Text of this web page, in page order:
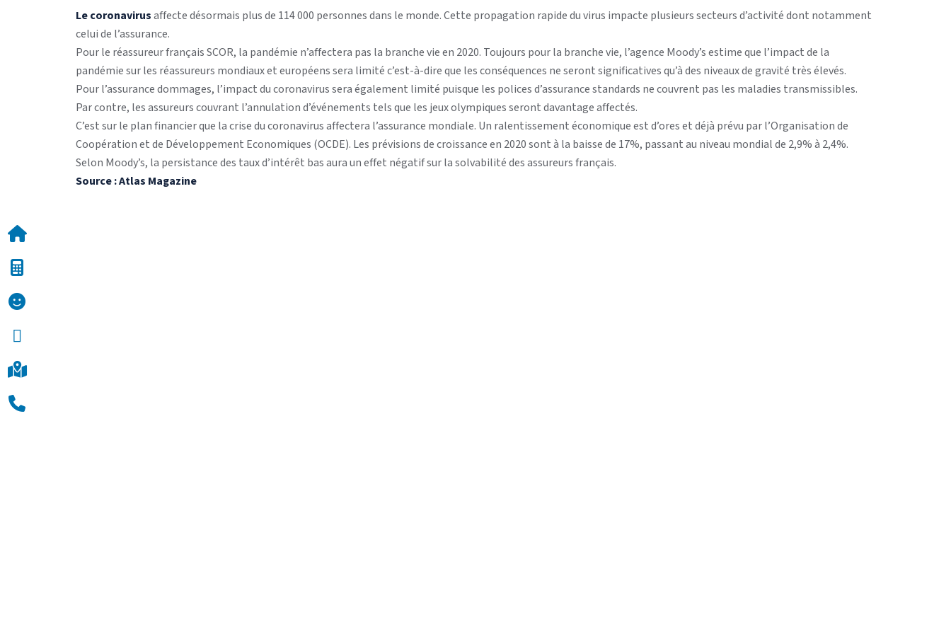
Le coronavirusaffecte désormais plus de 114 000 personnes dans le monde. Cette propagation rapide du virus impacte plusieurs secteurs d’activité dont notamment
celui de l’assurance.
Pour le réassureur français SCOR, la pandémie n’affectera pas la branche vie en 2020. Toujours pour la branche vie, l’agence Moody’s estime que l’impact de la
pandémie sur les réassureurs mondiaux et européens sera limité c’est-à-dire que les conséquences ne seront significatives qu’à des niveaux de gravité très élevés.
Pour l’assurance dommages, l’impact du coronavirus sera également limité puisque les polices d’assurance standards ne couvrent pas les maladies transmissibles.
Par contre, les assureurs couvrant l’annulation d’événements tels que les jeux olympiques seront davantage affectés.
C’est sur le plan financier que la crise du coronavirus affectera l’assurance mondiale. Un ralentissement économique est d’ores et déjà prévu par l’Organisation de
Coopération et de Développement Economiques (OCDE). Les prévisions de croissance en 2020 sont à la baisse de 17%, passant au niveau mondial de 2,9% à 2,4%.
Selon Moody’s, la persistance des taux d’intérêt bas aura un effet négatif sur la solvabilité des assureurs français.
Source : Atlas Magazine